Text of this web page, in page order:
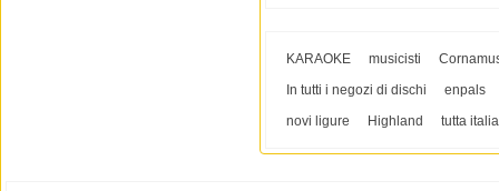
KARAOKE musicisti
In tutti i negozi di dischi
enpals
novi ligure
Highland tutta italia